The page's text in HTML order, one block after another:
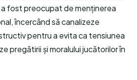
fost preocupat de menținerea
încercând să canalizeze
pentru a evita ca tensiunea
pregătirii și moralului jucătorilor în